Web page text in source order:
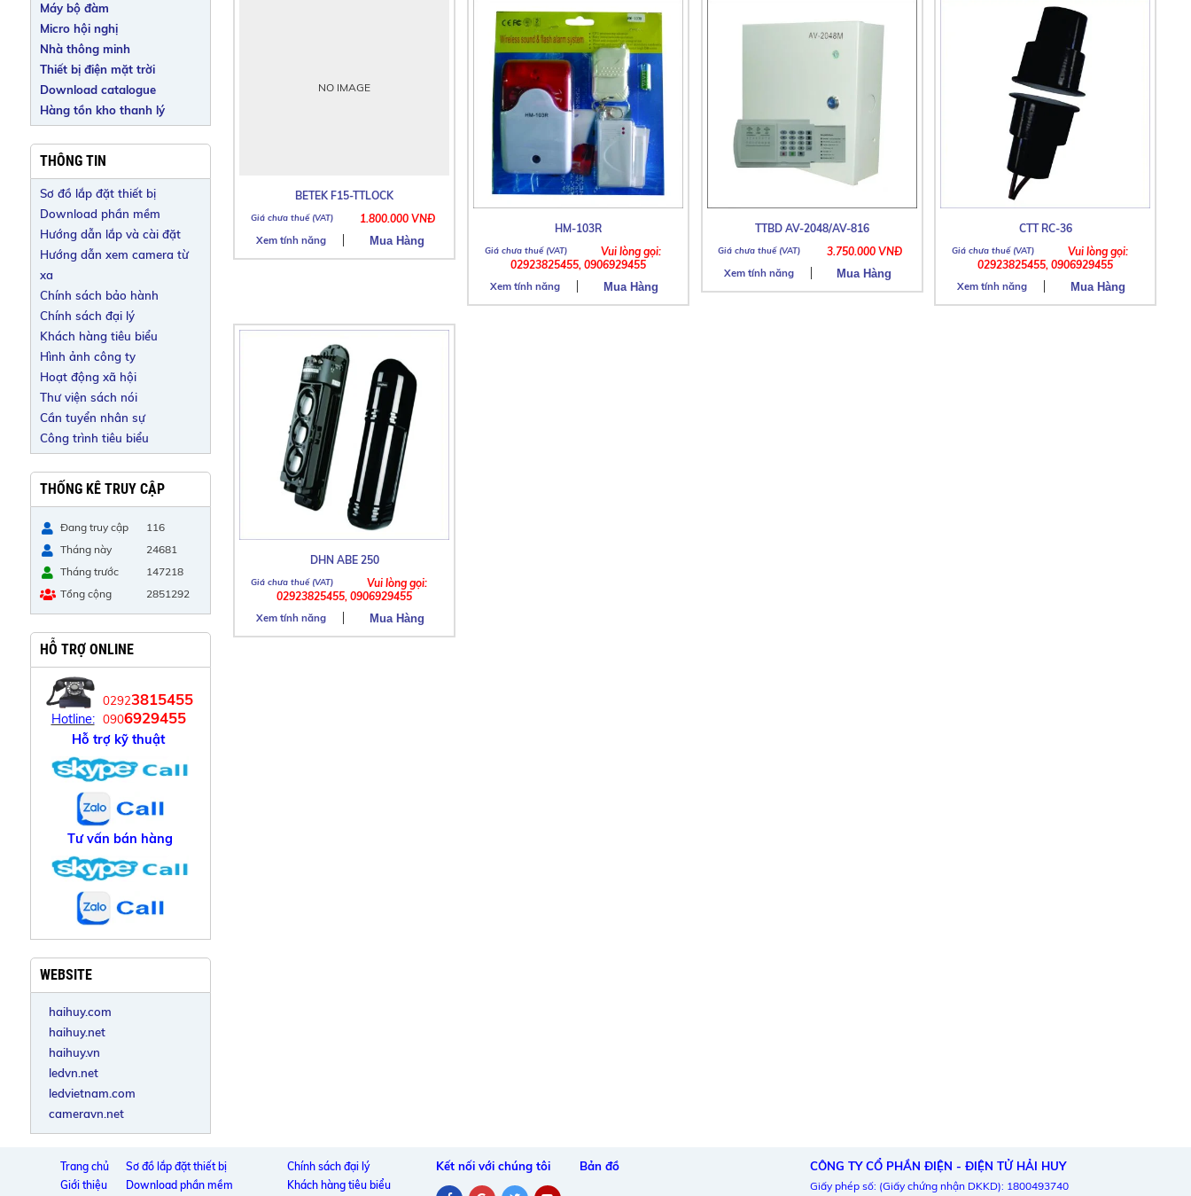
NO IMAGE
BETEK F15-TTLOCK
1.800.000 VNĐ
Xem tính năng
HM-103R
Vui lòng gọi:
02923825455, 0906929455
Xem tính năng
TTBD AV-2048/AV-816
3.750.000 VNĐ
Xem tính năng
CTT RC-36
Vui lòng gọi:
02923825455, 0906929455
Xem tính năng
DHN ABE 250
Vui lòng gọi:
02923825455, 0906929455
Xem tính năng
Máy bộ đàm
Micro hội nghị
Nhà thông minh
Thiết bị điện mặt trời
Download catalogue
Hàng tồn kho thanh lý
THÔNG TIN
Sơ đồ lắp đặt thiết bị
Download phần mềm
Hướng dẫn lắp và cài đặt
Hướng dẫn xem camera từ
xa
Chính sách bảo hành
Chính sách đại lý
Khách hàng tiêu biểu
Hình ảnh công ty
Hoạt động xã hội
Thư viện sách nói
Cần tuyển nhân sự
Công trình tiêu biểu
THỐNG KÊ TRUY CẬP
Đang truy cập
116
Tháng này
24681
Tháng trước
147218
Tổng cộng
2851292
HỖ TRỢ ONLINE
Hotline:
02923815455
0906929455
Hỗ trợ kỹ thuật
Tư vấn bán hàng
WEBSITE
haihuy.com
haihuy.net
haihuy.vn
ledvn.net
ledvietnam.com
cameravn.net
Trang chủ
Giới thiệu
Sơ đồ lắp đặt thiết bị
Download phần mềm
Chính sách đại lý
Khách hàng tiêu biểu
Kết nối với chúng tôi Bản đồ CÔNG TY CỔ PHẦN ĐIỆN - ĐIỆN TỬ HẢI HUY
Giấy phép số: (Giấy chứng nhận DKKD): 1800493740